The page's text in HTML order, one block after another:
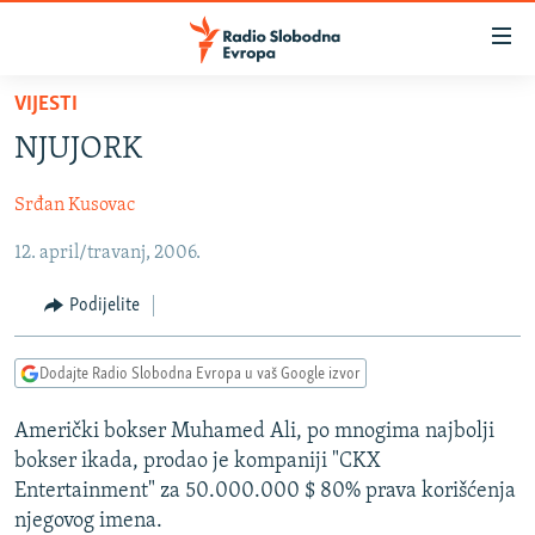
Pređite
glavni
Pređite
na
navigaciju
Pređite
na
pretragu
BOSNA I HERCEGOVINA
SRBIJA
KOSOVO
CRNA GORA
VIZUELNO
VIDEO
FOTOGALERIJE
INFOGRAFIKE
PODCASTI
RAT U UKRAJINI
KINA NA BALKANU
RSE PRIČE IZ SVIJETA
VIJESTI
NJUJORK
Srđan Kusovac
12. april/travanj, 2006.
Podijelite
Dodajte Radio Slobodna Evropa u vaš Google izvor
Američki bokser Muhamed Ali, po mnogima najbolji
bokser ikada, prodao je kompaniji "CKX
Entertainment" za 50.000.000 $ 80% prava korišćenja
njegovog imena.